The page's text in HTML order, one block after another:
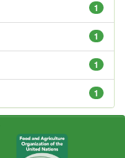
1
1
1
1